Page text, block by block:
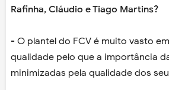
Rafinha, Cláudio e Tiago Martins?
- O plantel do FCV é muito vasto
qualidade pelo que a importância
minimizadas pela qualidade dos